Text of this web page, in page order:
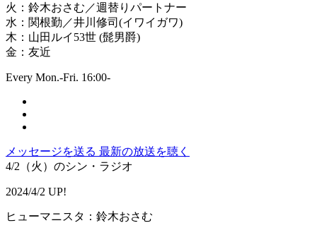
火：鈴木おさむ／週替りパートナー
水：関根勤／井川修司(イワイガワ)
木：山田ルイ53世 (髭男爵)
金：友近
Every Mon.-Fri. 16:00-
メッセージを送る 最新の放送を聴く
4/2（火）のシン・ラジオ
2024/4/2 UP!
ヒューマニスタ：鈴木おさむ